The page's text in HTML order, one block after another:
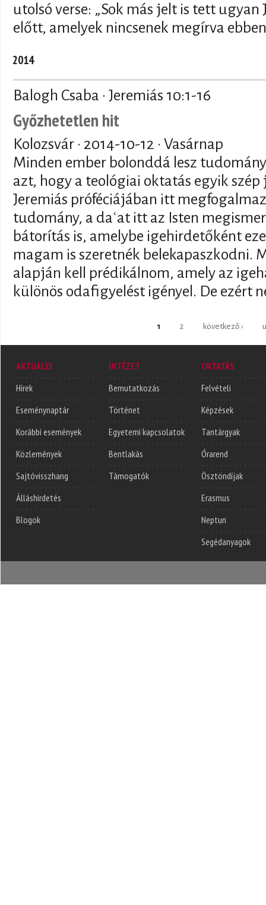
utolsó verse: „Sok más jelt is tett ugyan
előtt, amelyek nincsenek megírva
2014
Balogh Csaba · Jeremiás 10:1-16
Győzhetetlen hit
Kolozsvár · 2014-10-12 · Vasárnap
Minden ember bolonddá lesz
azt, hogy a teológiai oktatás egyik
Jeremiás próféciájában itt
tudomány, a daʿat itt az Isten
bátorítás is, amelybe igehirdetőként
magam is szeretnék belekapaszkodni.
alapján kell prédikálnom, amely az
különös odafigyelést igényel. De ezért
1 2 következő ›
AKTUÁLIS
Hírek
Eseménynaptár
Korábbi események
Közlemények
Sajtóvisszhang
Álláshirdetés
Blogok
INTÉZET
Bemutatkozás
Történet
Egyetemi kapcsolatok
Bentlakás
Támogatók
OKTATÁS
Felvételi
Képzések
Tantárgyak
Órarend
Ösztöndíjak
Erasmus
Neptun
Segédanyagok